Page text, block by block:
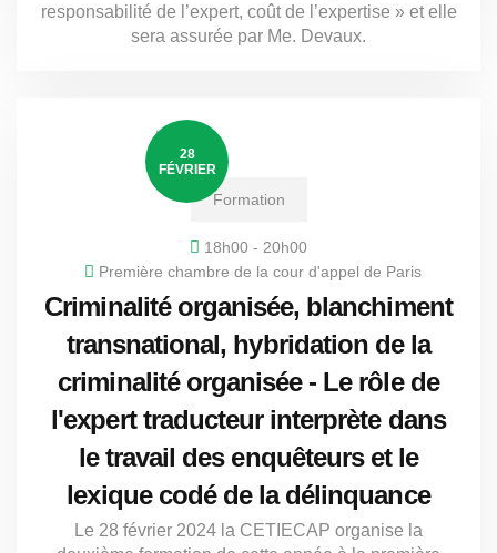
responsabilité de l’expert, coût de l’expertise » et elle
sera assurée par Me. Devaux.
28
FÉVRIER
Formation
18h00 - 20h00
Première chambre de la cour d'appel de Paris
Criminalité organisée, blanchiment
transnational, hybridation de la
criminalité organisée - Le rôle de
l'expert traducteur interprète dans
le travail des enquêteurs et le
lexique codé de la délinquance
Le 28 février 2024 la CETIECAP organise la